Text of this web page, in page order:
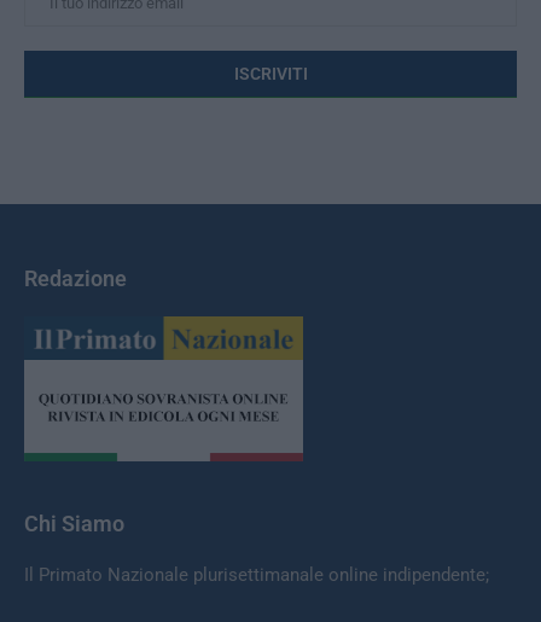
Redazione
Chi Siamo
Il Primato Nazionale plurisettimanale online indipendente;